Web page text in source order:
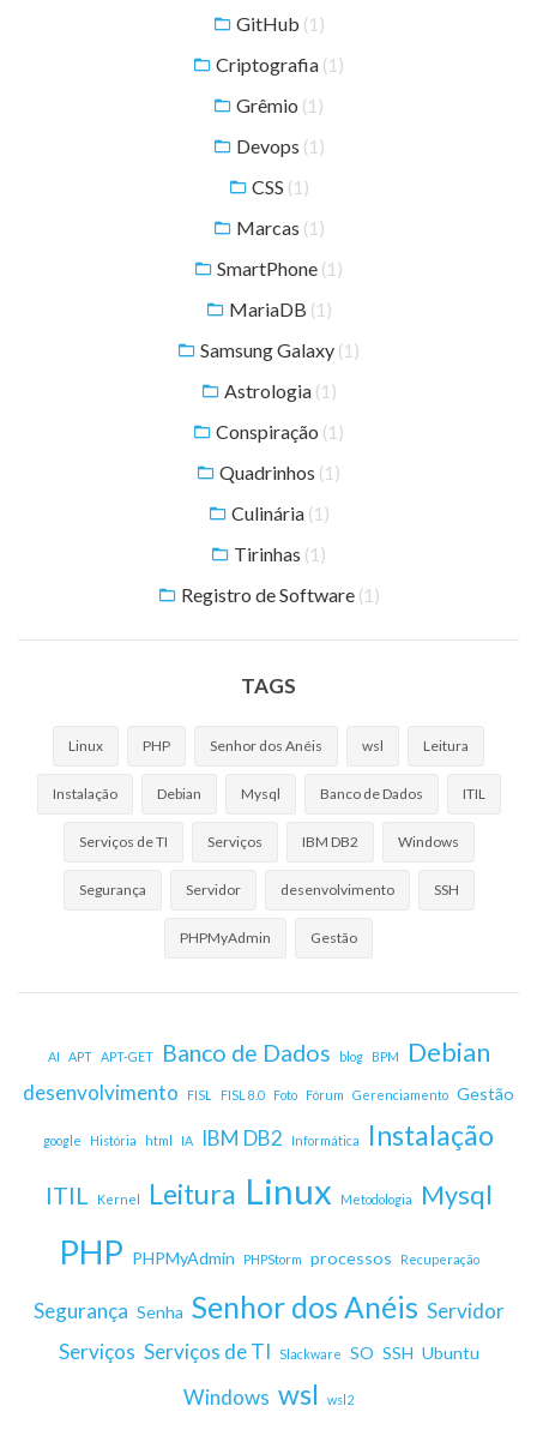
GitHub (1)
Criptografia (1)
Grêmio (1)
Devops (1)
CSS (1)
Marcas (1)
SmartPhone (1)
MariaDB (1)
Samsung Galaxy (1)
Astrologia (1)
Conspiração (1)
Quadrinhos (1)
Culinária (1)
Tirinhas (1)
Registro de Software (1)
TAGS
Linux PHP Senhor dos Anéis wsl Leitura
Instalação Debian Mysql Banco de Dados ITIL
Serviços de TI Serviços IBM DB2 Windows
Segurança Servidor desenvolvimento SSH
PHPMyAdmin Gestão
AI APT APT-GET Banco de Dados blog BPM Debian
desenvolvimento FISL FISL 8.0 Foto Fórum Gerenciamento Gestão
google História html IA IBM DB2 Informática Instalação
ITIL Kernel Leitura Linux Metodologia Mysql
PHP PHPMyAdmin PHPStorm processos Recuperação
Segurança Senha Senhor dos Anéis Servidor
Serviços Serviços de TI Slackware SO SSH Ubuntu
Windows wsl wsl2